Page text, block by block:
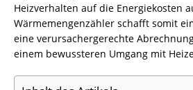
Heizverhalten auf die Energiekosten
Wärmemengenzähler schafft somit
eine verursachergerechte
einem bewussteren Umgang mit